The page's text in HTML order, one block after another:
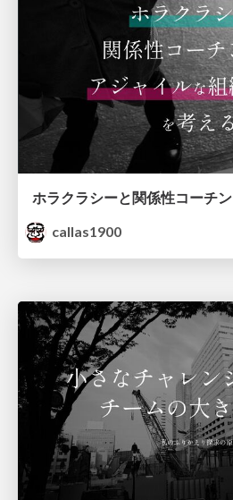
callas1900